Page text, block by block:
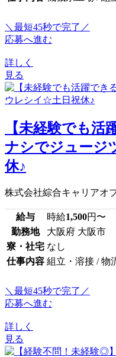
＼最短45秒で完了／
応募へ進む
詳しく
見る
【未経験でも活
ナシでジュー
休♪
株式会社綜合キャリアオ
給与 時給1,500円〜
勤務地
大阪府 大阪市
寮・社宅 なし
仕事内容 組立・溶接 / 物
＼最短45秒で完了／
応募へ進む
詳しく
見る